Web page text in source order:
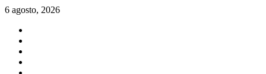
Saltar
contenido
6 agosto, 2026